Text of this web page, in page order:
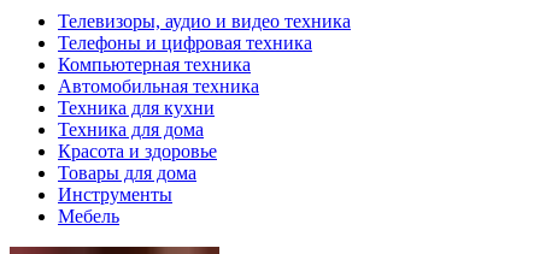
Телевизоры, аудио и видео техника
Телефоны и цифровая техника
Компьютерная техника
Автомобильная техника
Техника для кухни
Техника для дома
Красота и здоровье
Товары для дома
Инструменты
Мебель